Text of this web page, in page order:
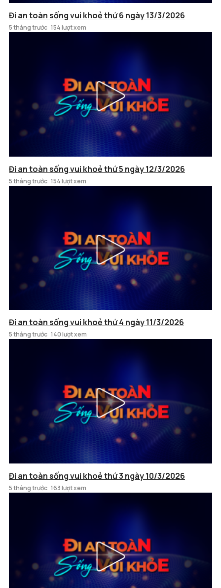
Đi an toàn sống vui khoẻ thứ 6 ngày 13/3/2026
5 tháng trước 154 lượt xem
Đi an toàn sống vui khoẻ thứ 5 ngày 12/3/2026
5 tháng trước 154 lượt xem
Đi an toàn sống vui khoẻ thứ 4 ngày 11/3/2026
5 tháng trước 140 lượt xem
Đi an toàn sống vui khoẻ thứ 3 ngày 10/3/2026
5 tháng trước 163 lượt xem